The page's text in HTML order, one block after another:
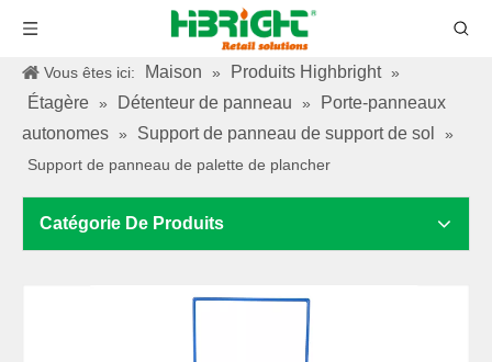
Vous êtes ici: Maison » Produits Highbright »
Étagère » Détenteur de panneau »
Porte-panneaux
autonomes » Support de panneau de support de sol
»
Support de panneau de palette de plancher
Catégorie De Produits